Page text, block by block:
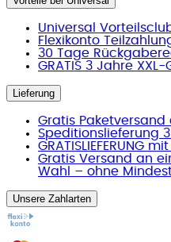
Universal
Flexikonto
30 Tage
GRATIS 3 Jahre
Lieferung
Gratis
Speditionslieferung
GRATISLIEFERUNG
Gratis Versand an
Wahl – ohne
Unsere Zahlarten